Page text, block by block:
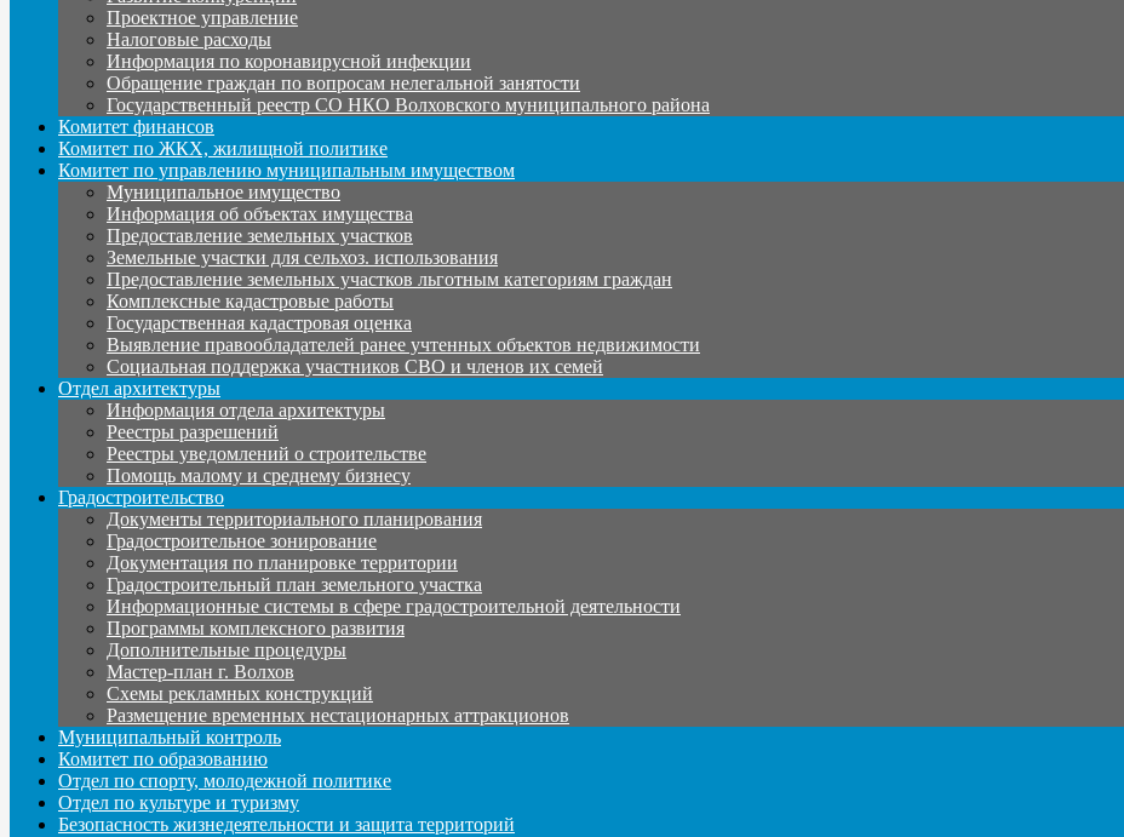
Проектное управление
Налоговые расходы
Информация по коронавирусной инфекции
Обращение граждан по вопросам нелегальной занятости
Государственный реестр СО НКО Волховского муниципального района
Комитет финансов
Комитет по ЖКХ, жилищной политике
Комитет по управлению муниципальным имуществом
Муниципальное имущество
Информация об объектах имущества
Предоставление земельных участков
Земельные участки для сельхоз. использования
Предоставление земельных участков льготным категориям граждан
Комплексные кадастровые работы
Государственная кадастровая оценка
Выявление правообладателей ранее учтенных объектов недвижимости
Социальная поддержка участников СВО и членов их семей
Отдел архитектуры
Информация отдела архитектуры
Реестры разрешений
Реестры уведомлений о строительстве
Помощь малому и среднему бизнесу
Градостроительство
Документы территориального планирования
Градостроительное зонирование
Документация по планировке территории
Градостроительный план земельного участка
Информационные системы в сфере градостроительной деятельности
Программы комплексного развития
Дополнительные процедуры
Мастер-план г. Волхов
Схемы рекламных конструкций
Размещение временных нестационарных аттракционов
Муниципальный контроль
Комитет по образованию
Отдел по спорту, молодежной политике
Отдел по культуре и туризму
Безопасность жизнедеятельности и защита территорий